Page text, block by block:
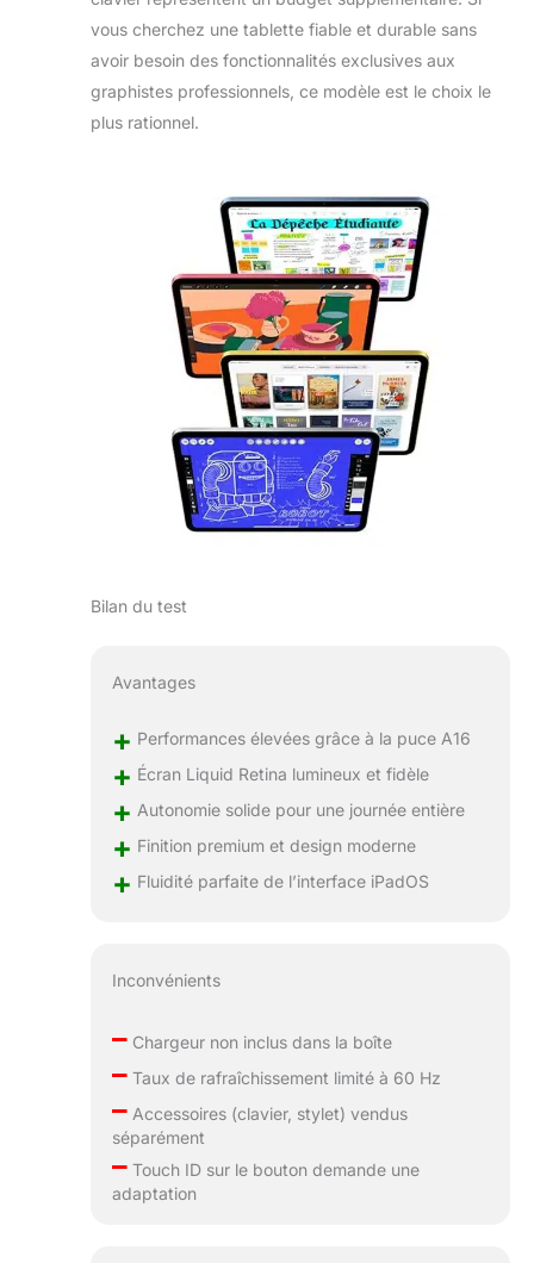
apps
incontournables
Messages et
conçues
spécifique¬ment
pour l’iPad vous
attendent sur
l’App Store.
CONNECTIVITÉ
WI-FI RAPIDE – Le
Wi-Fi 6 vous
permet d’accéder
rapidement à vos
fichiers et à vos
téléchargements,
et de regarder vos
séries préférées
outil de création
immersif et le
meilleur support
de prise de notes
Magic Keyboard
Folio, vous
protection arrière
qui se fixent à
l’iPad par
connexion
L’Apple Pencil (1ʳᵉ
vous cherchez une tablette fiable et durable sans
avoir besoin des fonctionnalités exclusives aux
graphistes professionnels, ce modèle est le choix le
plus rationnel.
Bilan du test
Avantages
+ Performances élevées grâce à la puce A16
+ Écran Liquid Retina lumineux et fidèle
+ Autonomie solide pour une journée entière
+ Finition premium et design moderne
+ Fluidité parfaite de l’interface iPadOS
Inconvénients
–Chargeur non inclus dans la boîte
–Taux de rafraîchissement limité à 60 Hz
–Accessoires (clavier, stylet) vendus
séparément
–Touch ID sur le bouton demande une
adaptation